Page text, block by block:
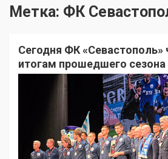
Метка: ФК
Сегодня ФК «Севастополь»
итогам прошедшего сезона